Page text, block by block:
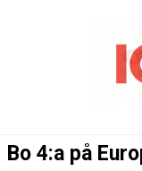
Bo 4:a på